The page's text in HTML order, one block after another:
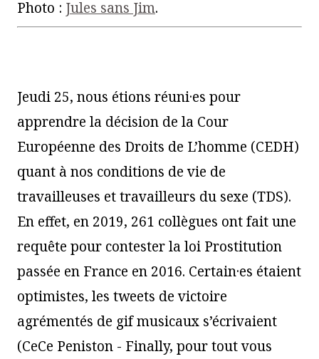
Photo : Jules sans Jim.
Jeudi 25, nous étions réuni·es pour
apprendre la décision de la Cour
Européenne des Droits de L’homme (CEDH)
quant à nos conditions de vie de
travailleuses et travailleurs du sexe (TDS).
En effet, en 2019, 261 collègues ont fait une
requête pour contester la loi Prostitution
passée en France en 2016. Certain·es étaient
optimistes, les tweets de victoire
agrémentés de gif musicaux s’écrivaient
(CeCe Peniston - Finally, pour tout vous